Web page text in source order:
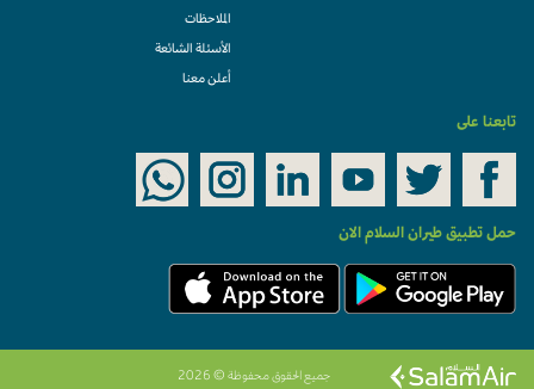
الملاحظات
الأسئلة الشائعة
أعلن معنا
تابعنا على
حمل تطبيق طيران السلام الان
جميع الحقوق محفوظة © 2026